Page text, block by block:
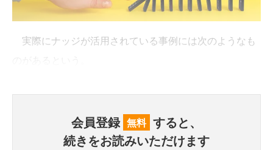
実際にナッジが活用されている事例には次のようなも
会員登録 無料 すると、
続きをお読みいただけます